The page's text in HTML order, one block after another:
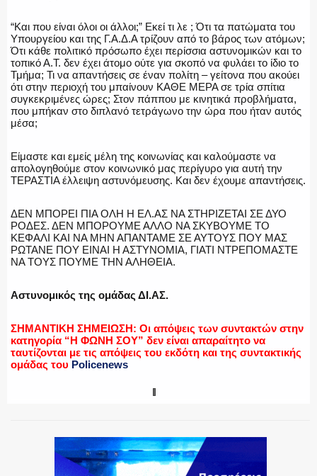
“Και που είναι όλοι οι άλλοι;” Εκεί τι λε ; Ότι τα πατώματα του
Υπουργείου και της Γ.Α.Δ.Α τρίζουν από το βάρος των ατόμων;
Ότι κάθε πολιτικό πρόσωπο έχει περίσσια αστυνομικών και το
τοπικό Α.Τ. δεν έχει άτομο ούτε για σκοπό να φυλάει το ίδιο το
Τμήμα; Τι να απαντήσεις σε έναν πολίτη – γείτονα που ακούει
ότι στην περιοχή του μπαίνουν ΚΑΘΕ ΜΕΡΑ σε τρία σπίτια
συγκεκριμένες ώρες; Στον πάππου με κινητικά προβλήματα,
που μπήκαν στο διπλανό τετράγωνο την ώρα που ήταν αυτός
μέσα;
Είμαστε και εμείς μέλη της κοινωνίας και καλούμαστε να
απολογηθούμε στον κοινωνικό μας περίγυρο για αυτή την
ΤΕΡΑΣΤΙΑ έλλειψη αστυνόμευσης. Και δεν έχουμε απαντήσεις.
ΔΕΝ ΜΠΟΡΕΙ ΠΙΑ ΟΛΗ Η ΕΛ.ΑΣ ΝΑ ΣΤΗΡΙΖΕΤΑΙ ΣΕ ΔΥΟ
ΡΟΔΕΣ. ΔΕΝ ΜΠΟΡΟΥΜΕ ΑΛΛΟ ΝΑ ΣΚΥΒΟΥΜΕ ΤΟ
ΚΕΦΑΛΙ ΚΑΙ ΝΑ ΜΗΝ ΑΠΑΝΤΑΜΕ ΣΕ ΑΥΤΟΥΣ ΠΟΥ ΜΑΣ
ΡΩΤΑΝΕ ΠΟΥ ΕΙΝΑΙ Η ΑΣΤΥΝΟΜΙΑ, ΓΙΑΤΙ ΝΤΡΕΠΟΜΑΣΤΕ
ΝΑ ΤΟΥΣ ΠΟΥΜΕ ΤΗΝ ΑΛΗΘΕΙΑ.
Αστυνομικός της ομάδας ΔΙ.ΑΣ.
ΣΗΜΑΝΤΙΚΗ ΣΗΜΕΙΩΣΗ: Οι απόψεις των συντακτών στην
κατηγορία “Η ΦΩΝΗ ΣΟΥ” δεν είναι απαραίτητο να
ταυτίζονται με τις απόψεις του εκδότη και της συντακτικής
ομάδας του Policenews